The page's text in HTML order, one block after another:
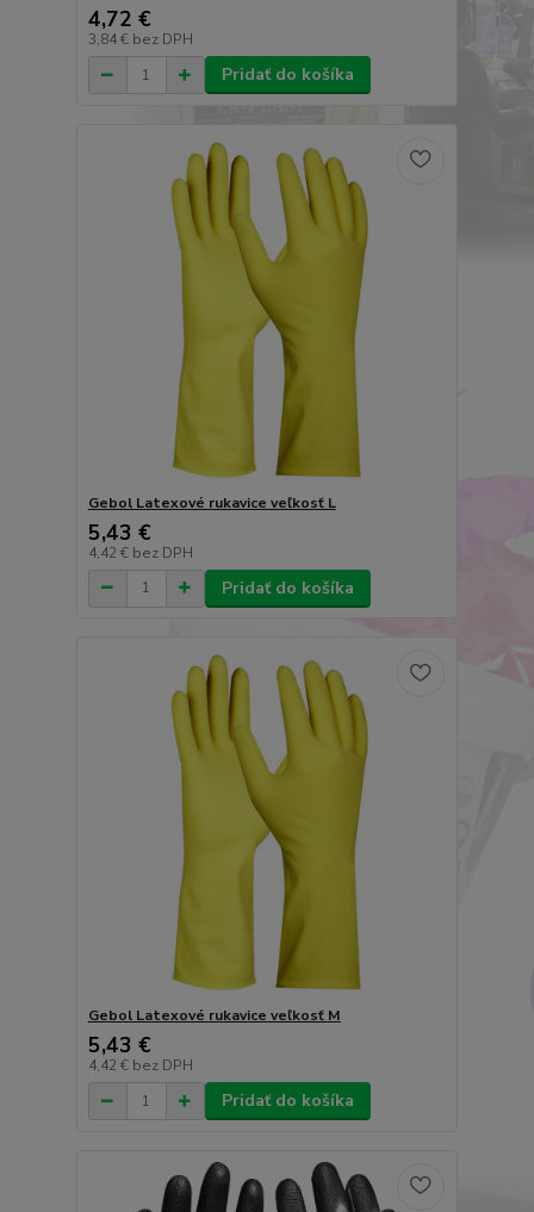
4,72 €
3,84 € bez DPH
Pridať do košíka
Gebol Latexové rukavice veľkosť L
5,43 €
4,42 € bez DPH
Pridať do košíka
Gebol Latexové rukavice veľkosť M
5,43 €
4,42 € bez DPH
Pridať do košíka